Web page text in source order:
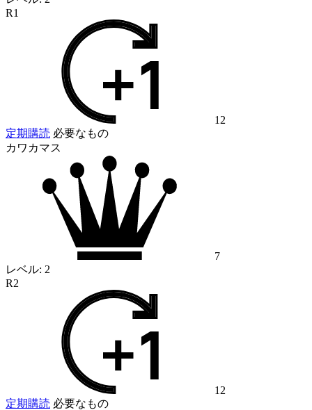
R1
12
定期購読 必要なもの
カワカマス
7
レベル: 2
R2
12
定期購読 必要なもの